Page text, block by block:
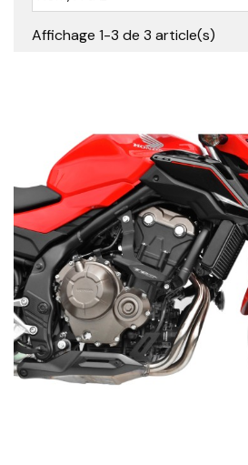
Affichage 1-3 de 3 article(s)